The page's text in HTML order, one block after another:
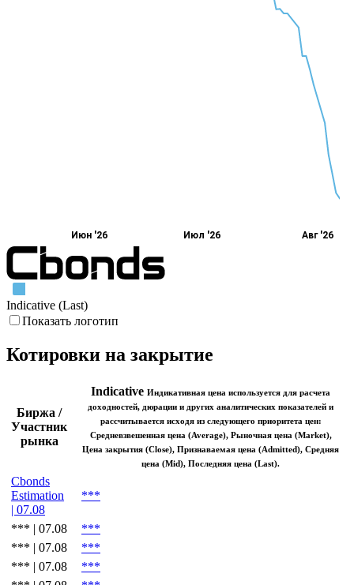
Июн '26 Июл '26 Авг '26
Indicative (Last)
Показать логотип
Котировки на закрытие
Биржа /
Участник
рынка
Indicative Индикативная цена используется для расчета
доходностей, дюрации и других аналитических показателей и
рассчитывается исходя из следующего приоритета цен:
Средневзвешенная цена (Average), Рыночная цена (Market),
Цена закрытия (Close), Признаваемая цена (Admitted), Средняя
цена (Mid), Последняя цена (Last).
Cbonds
Estimation
| 07.08
***
*** | 07.08
***
*** | 07.08
***
*** | 07.08
***